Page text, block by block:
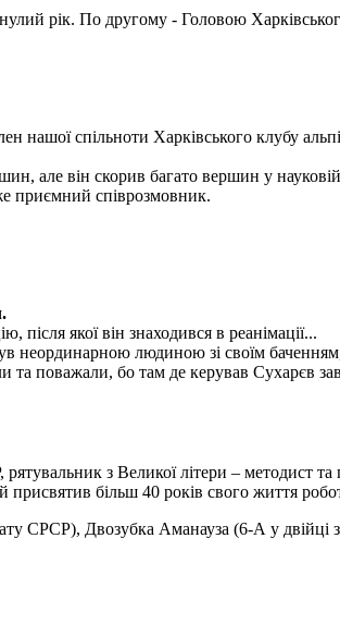
рік. По другому - Головою
спільноти Харківського клубу
але він скорив багато вершин у
приємний співрозмовник.
якої він знаходився в реанімації...
людиною зі своїм
та поважали, бо там де керував Сухарєв
з Великої літери – методист
більш 40 років свого життя
СРСР), Двозубка Аманауза (6-А у